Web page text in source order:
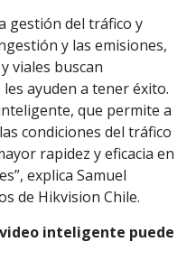
gestión del tráfico y
y las emisiones,
viales buscan
ayuden a tener éxito.
que permite a
condiciones del tráfico
rapidez y eficacia en
explica Samuel
de Hikvision Chile.
inteligente puede